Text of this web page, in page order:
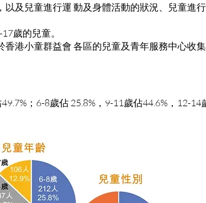
及兒童進行運 動及身體活動的狀況、兒童進
歲的兒童。
港小童群益會 各區的兒童及青年服務中心收
；6-8歲佔 25.8%，9-11歲佔44.6%，12-14